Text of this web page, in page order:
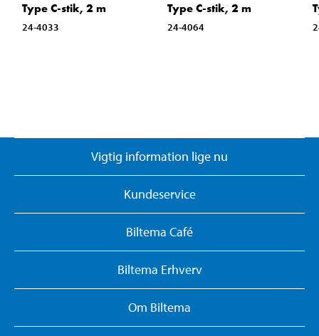
Type C-stik, 2 m
24-4033
Type C-stik, 2 m
24-4064
Vigtig information lige nu
Kundeservice
Biltema Café
Biltema Erhverv
Om Biltema